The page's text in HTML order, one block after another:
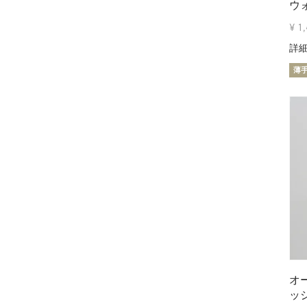
ウ
¥
詳
薄
オ
ッ